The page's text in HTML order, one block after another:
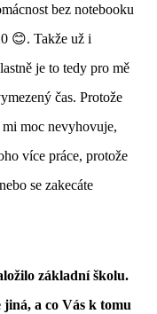
bez notebooku
😊. Takže už i
je to tedy pro mě
čas. Protože
moc nevyhovuje,
více práce, protože
se zakecáte
základní školu.
a co Vás k tomu